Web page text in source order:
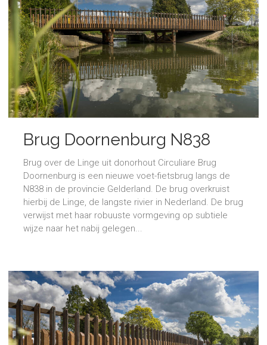
Brug Doornenburg N838
Brug over de Linge uit donorhout Circuliare Brug
Doornenburg is een nieuwe voet-fietsbrug langs de
N838 in de provincie Gelderland. De brug overkruist
hierbij de Linge, de langste rivier in Nederland. De brug
verwijst met haar robuuste vormgeving op subtiele
wijze naar het nabij gelegen...